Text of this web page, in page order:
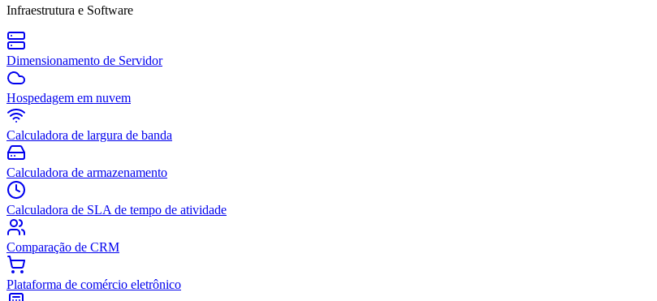
Infraestrutura e Software
Dimensionamento de Servidor
Hospedagem em nuvem
Calculadora de largura de banda
Calculadora de armazenamento
Calculadora de SLA de tempo de atividade
Comparação de CRM
Plataforma de comércio eletrônico